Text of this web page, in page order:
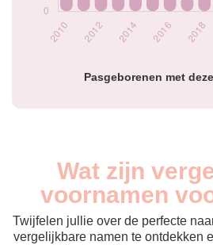
Pasgeborenen met
prénom Mahé par
Wat zijn
voornamen
Twijfelen jullie over de perfecte
vergelijkbare namen te ontdekken